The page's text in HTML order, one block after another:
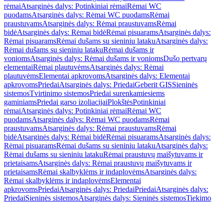
rėmaiAtsarginės dalys: Potinkiniai rėmaiRėmai WC
puodamsAtsarginės dalys: Rėmai WC puodamsRėmai
praustuvamsAtsarginės dalys: Rėmai praustuvamsRėmai
bidėAtsarginės dalys: Rėmai bidėRėmai pisuaramsAtsarginės dalys:
Rėmai pisuaramsRėmai dušams su sieniniu latakuAtsarginės dalys:
Rėmai dušams su sieniniu latakuRėmai dušams ir
voniomsAtsarginės dalys: Rėmai dušams ir voniomsDušo pertvarų
elementaiRėmai plautuvėmsAtsarginės dalys: Rėmai
plautuvėmsElementai apkrovomsAtsarginės dalys: Elementai
apkrovomsPriedaiAtsarginės dalys: PriedaiGeberit GISSieninės
sistemosTvirtinimo sistemosPriedai surenkamiesiems
gaminiamsPriedai garso izoliacijaiPlokštėsPotinkiniai
rėmaiAtsarginės dalys: Potinkiniai rėmaiRėmai WC
puodamsAtsarginės dalys: Rėmai WC puodamsRėmai
praustuvamsAtsarginės dalys: Rėmai praustuvamsRėmai
bidėAtsarginės dalys: Rėmai bidėRėmai pisuaramsAtsarginės dalys:
Rėmai pisuaramsRėmai dušams su sieniniu latakuAtsarginės dalys:
Rėmai dušams su sieniniu latakuRėmai praustuvų maišytuvams ir
prietaisamsAtsarginės dalys: Rėmai praustuvų maišytuvams ir
prietaisamsRėmai skalbyklėms ir indaplovėmsAtsarginės dalys:
Rėmai skalbyklėms ir indaplovėmsElementai
apkrovomsPriedaiAtsarginės dalys: PriedaiPriedaiAtsarginės dalys:
PriedaiSieninės sistemosAtsarginės dalys: Sieninės sistemosTiekimo